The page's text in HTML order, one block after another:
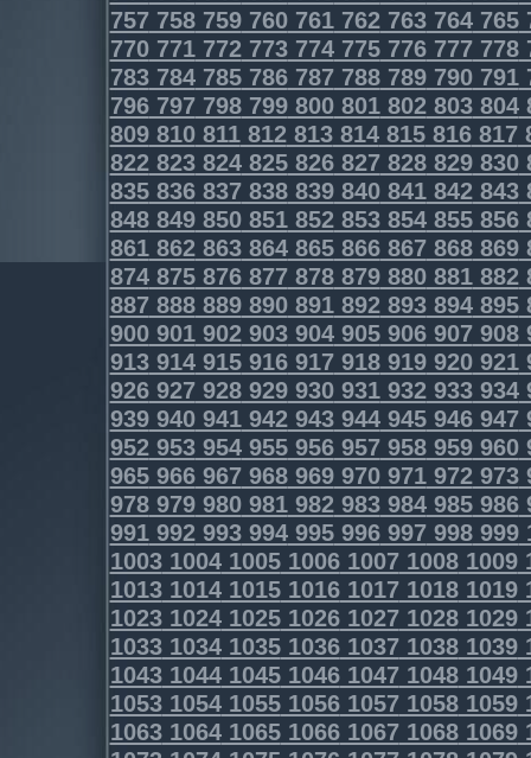
757758759760761762763764765
770771772773774775776777778
783784785786787788789790791
796797798799800801802803804
809810811812813814815816817
822823824825826827828829830
835836837838839840841842843
848849850851852853854855856
861862863864865866867868869
874875876877878879880881882
887888889890891892893894895
900901902903904905906907908
913914915916917918919920921
926927928929930931932933934
939940941942943944945946947
952953954955956957958959960
965966967968969970971972973
978979980981982983984985986
991992993994995996997998999
1003100410051006100710081009
1013101410151016101710181019
1023102410251026102710281029
1033103410351036103710381039
1043104410451046104710481049
1053105410551056105710581059
1063106410651066106710681069